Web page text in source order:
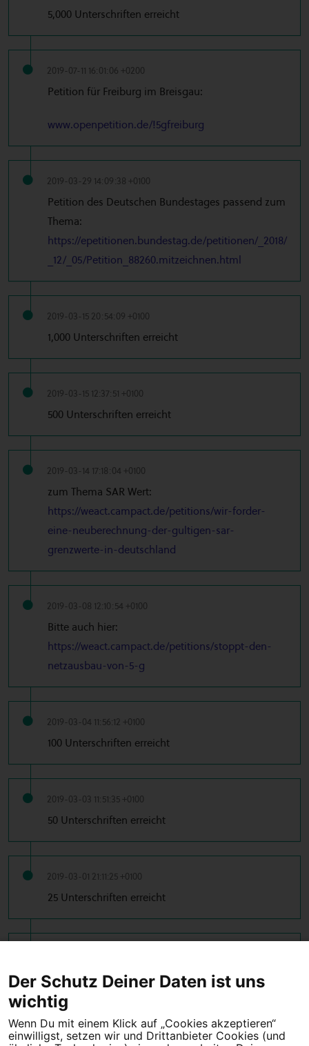
5,000 Unterschriften erreicht
2019-07-11 16:01:06 +0200
Petition für Freiburg im Breisgau:
www.openpetition.de/!5gfreiburg
2019-03-29 14:09:38 +0100
Petition des Deutschen Bundestages passend zum
Thema:
https://epetitionen.bundestag.de/petitionen/_2018/
_12/_05/Petition_88260.mitzeichnen.html
2019-03-15 20:54:09 +0100
1,000 Unterschriften erreicht
2019-03-15 12:37:51 +0100
500 Unterschriften erreicht
2019-03-14 17:18:04 +0100
zum Thema SAR Wert:
https://weact.campact.de/petitions/wir-forder-
eine-neuberechnung-der-gultigen-sar-
grenzwerte-in-deutschland
2019-03-08 12:10:54 +0100
Bitte auch hier:
https://weact.campact.de/petitions/stoppt-den-
netzausbau-von-5-g
2019-03-04 11:56:12 +0100
100 Unterschriften erreicht
2019-03-03 11:51:35 +0100
50 Unterschriften erreicht
2019-03-01 21:11:25 +0100
25 Unterschriften erreicht
10 Unterschriften erreicht
Der Schutz Deiner Daten ist uns
wichtig
Wenn Du mit einem Klick auf „Cookies akzeptieren“
einwilligst, setzen wir und Drittanbieter Cookies (und